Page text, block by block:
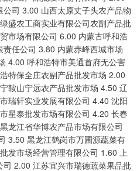
司 3.00 山西太原丈子头农产品物
盛农工商实业有限公司农副产品批
市场有限公司 6.00 内蒙古呼和浩
任公司 3.80 内蒙赤峰西城市场
4.00 呼和浩特市美通首府无公害
特保全庄农副产品批发市场 2.00
鞍山宁远农产品批发市场 4.50 辽
瑞轩实业发展有限公司 4.40 沈阳
星泰批发市场有限公司 4.20 长春
龙江省华博农产品市场有限公司
3.50 黑龙江鹤岗市万圃源蔬菜有
发市场经营管理有限公司 1.60 上
2.00 江苏宜兴市瑞德蔬菜果品批